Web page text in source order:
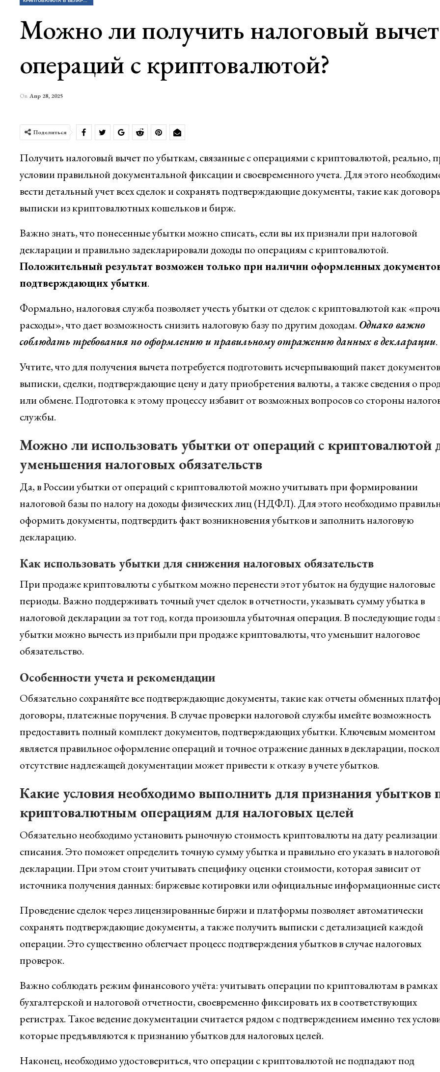
Можно ли получить налоговый
операций с криптовалютой?
On Апр 28, 2025
Поделиться
Получить налоговый вычет по убыткам, связанные с операциями с криптовалютой, реально,
условии правильной документальной фиксации и своевременного учета. Для этого
вести детальный учет всех сделок и сохранять подтверждающие документы, такие как
выписки из криптовалютных кошельков и бирж.
Важно знать, что понесенные убытки можно списать, если вы их признали при налоговой
декларации и правильно задекларировали доходы по операциям с криптовалютой.
Положительный результат возможен только при наличии оформленных
подтверждающих убытки.
Формально, налоговая служба позволяет учесть убытки от сделок с криптовалютой как
расходы», что дает возможность снизить налоговую базу по другим доходам. Однако важно
соблюдать требования по оформлению и правильному отражению данных в декларации.
Учтите, что для получения вычета потребуется подготовить исчерпывающий пакет
выписки, сделки, подтверждающие цену и дату приобретения валюты, а также сведения о
или обмене. Подготовка к этому процессу избавит от возможных вопросов со стороны
службы.
Можно ли использовать убытки от операций с криптовалютой
уменьшения налоговых обязательств
Да, в России убытки от операций с криптовалютой можно учитывать при формировании
налоговой базы по налогу на доходы физических лиц (НДФЛ). Для этого необходимо
оформить документы, подтвердить факт возникновения убытков и заполнить налоговую
декларацию.
Как использовать убытки для снижения налоговых обязательств
При продаже криптовалюты с убытком можно перенести этот убыток на будущие налоговые
периоды. Важно поддерживать точный учет сделок в отчетности, указывать сумму убытка в
налоговой декларации за тот год, когда произошла убыточная операция. В последующие годы
убытки можно вычесть из прибыли при продаже криптовалюты, что уменьшит налоговое
обязательство.
Особенности учета и рекомендации
Обязательно сохраняйте все подтверждающие документы, такие как отчеты обменных
договоры, платежные поручения. В случае проверки налоговой службы имейте возможность
предоставить полный комплект документов, подтверждающих убытки. Ключевым моментом
является правильное оформление операций и точное отражение данных в декларации,
отсутствие надлежащей документации может привести к отказу в учете убытков.
Какие условия необходимо выполнить для признания убытков
криптовалютным операциям для налоговых целей
Обязательно необходимо установить рыночную стоимость криптовалюты на дату
списания. Это поможет определить точную сумму убытка и правильно его указать в налоговой
декларации. При этом стоит учитывать специфику оценки стоимости, которая зависит от
источника получения данных: биржевые котировки или официальные информационные
Проведение сделок через лицензированные биржи и платформы позволяет автоматически
сохранять подтверждающие документы, а также получить выписки с детализацией каждой
операции. Это существенно облегчает процесс подтверждения убытков в случае налоговых
проверок.
Важно соблюдать режим финансового учёта: учитывать операции по криптовалютам в рамках
бухгалтерской и налоговой отчетности, своевременно фиксировать их в соответствующих
регистрах. Такое ведение документации считается рядом с подтверждением именно тех
которые предъявляются к признанию убытков для налоговых целей.
Наконец, необходимо удостовериться, что операции с криптовалютой не подпадают под